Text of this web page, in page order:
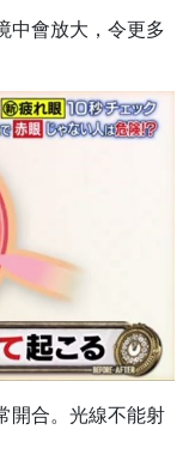
中會放大，令更多
開合。光線不能射